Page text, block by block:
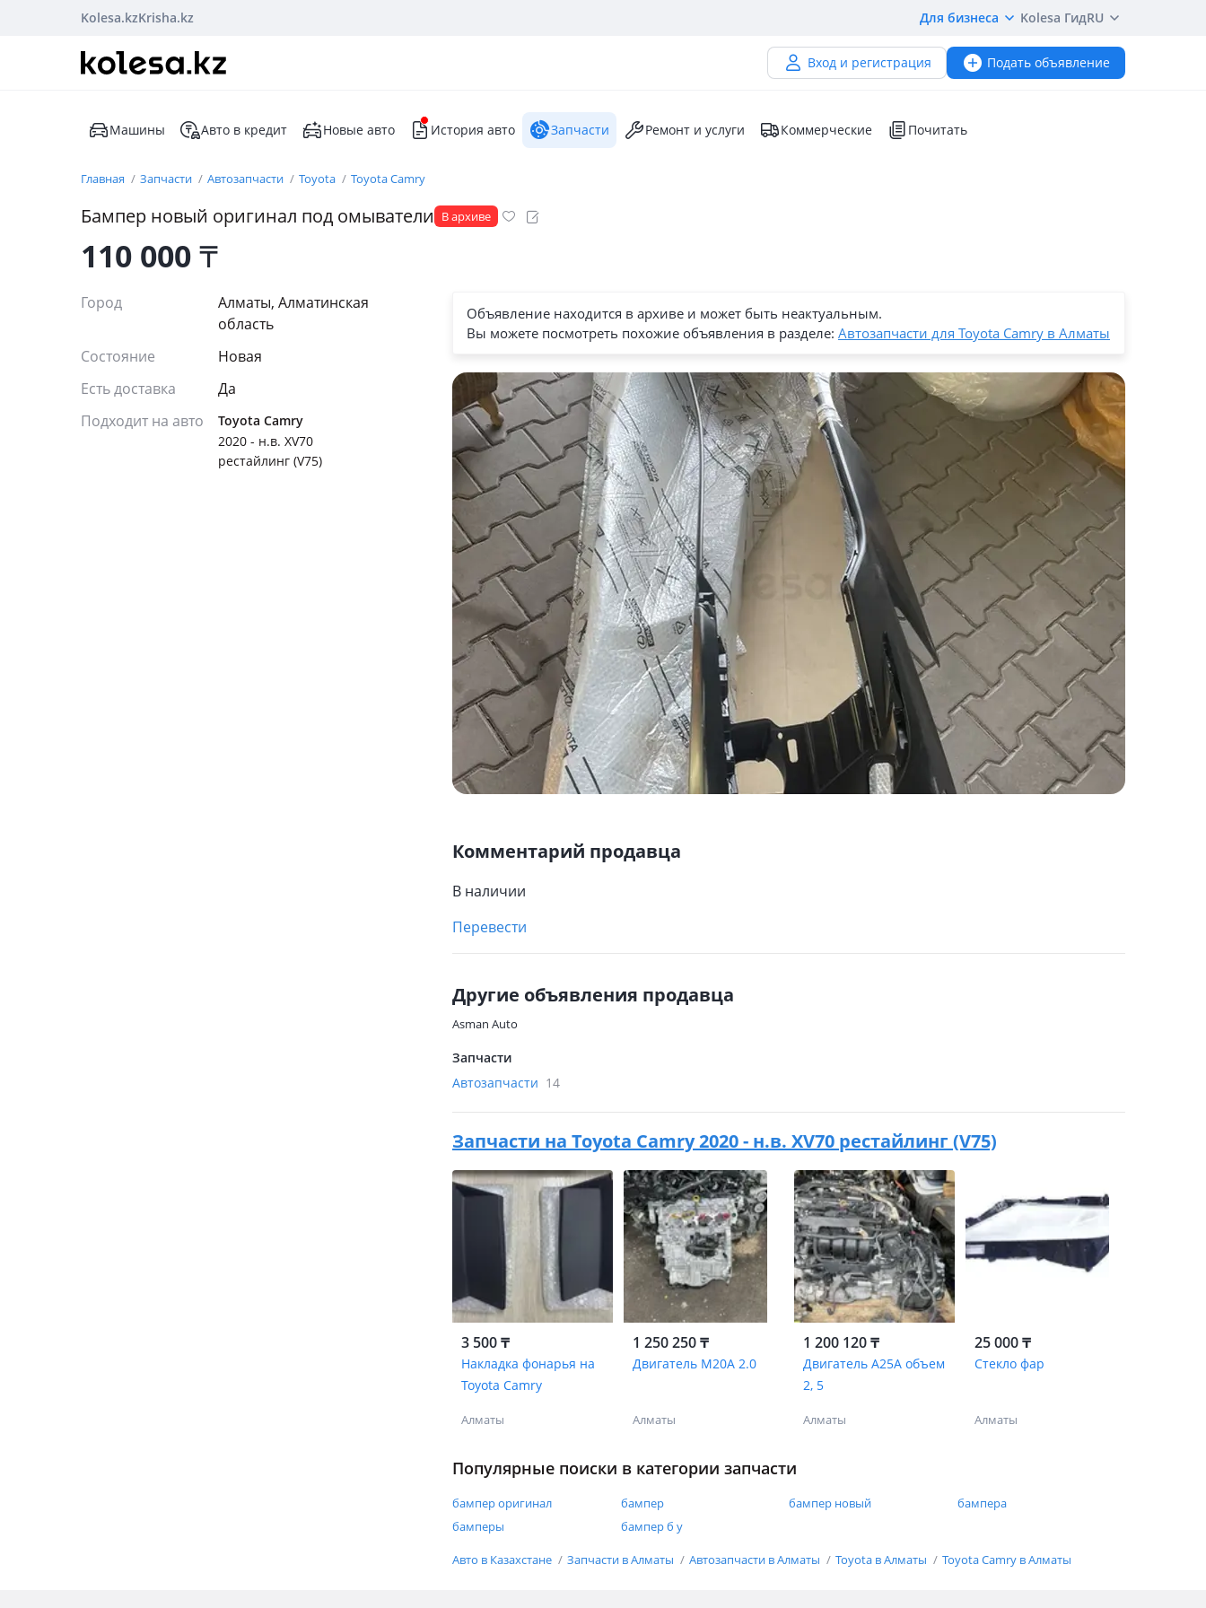
Kolesa.kzKrisha.kz Для бизнеса Kolesa ГидRU
Вход и регистрация Подать объявление
Машины Авто в кредит Новые авто История авто Запчасти Ремонт и услуги Коммерческие Почитать
Главная Запчасти Автозапчасти Toyota Toyota Camry
Бампер новый оригинал под омыватели В архиве
110 000₸
Город
Алматы, Алматинская
область
Состояние
Новая
Есть доставка
Да
Подходит на авто
Toyota Camry
2020 - н.в. XV70
рестайлинг (V75)
Объявление находится в архиве и может быть неактуальным.
Вы можете посмотреть похожие объявления в разделе: Автозапчасти для Toyota Camry в Алматы
Комментарий продавца
В наличии
Перевести
Другие объявления продавца
Asman Auto
Запчасти
Автозапчасти 14
Запчасти на Toyota Camry 2020 - н.в. XV70 рестайлинг (V75)
3 500 ₸
Накладка фонарья на
Toyota Camry
Алматы
1 250 250 ₸
Двигатель M20A 2.0
Алматы
1 200 120 ₸
Двигатель A25A объем
2, 5
Алматы
25 000 ₸
Стекло фар
Алматы
Популярные поиски в категории запчасти
бампер оригинал бампер бампер новый
бампера
бамперы
бампер б у
Авто в Казахстане Запчасти в Алматы Автозапчасти в Алматы Toyota в Алматы Toyota Camry в Алматы